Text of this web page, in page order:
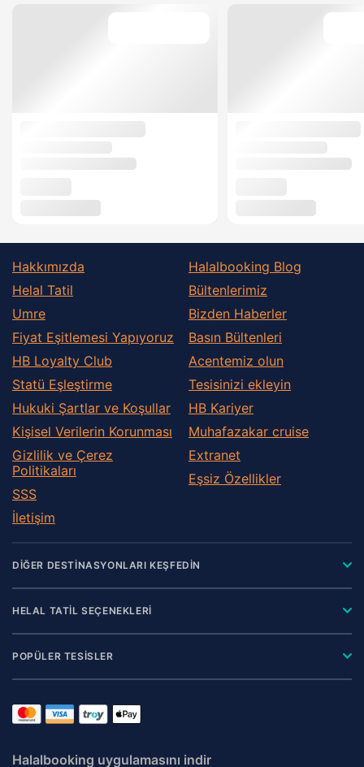
Hakkımızda
Helal Tatil
Umre
Fiyat Eşitlemesi Yapıyoruz
HB Loyalty Club
Statü Eşleştirme
Hukuki Şartlar ve Koşullar
Kişisel Verilerin Korunması
Gizlilik ve Çerez
Politikaları
SSS
İletişim
Halalbooking Blog
Bültenlerimiz
Bizden Haberler
Basın Bültenleri
Acentemiz olun
Tesisinizi ekleyin
HB Kariyer
Muhafazakar сruise
Extranet
Eşsiz Özellikler
DİĞER DESTİNASYONLARI KEŞFEDİN
HELAL TATİL SEÇENEKLERİ
POPÜLER TESİSLER
Halalbooking uygulamasını indir